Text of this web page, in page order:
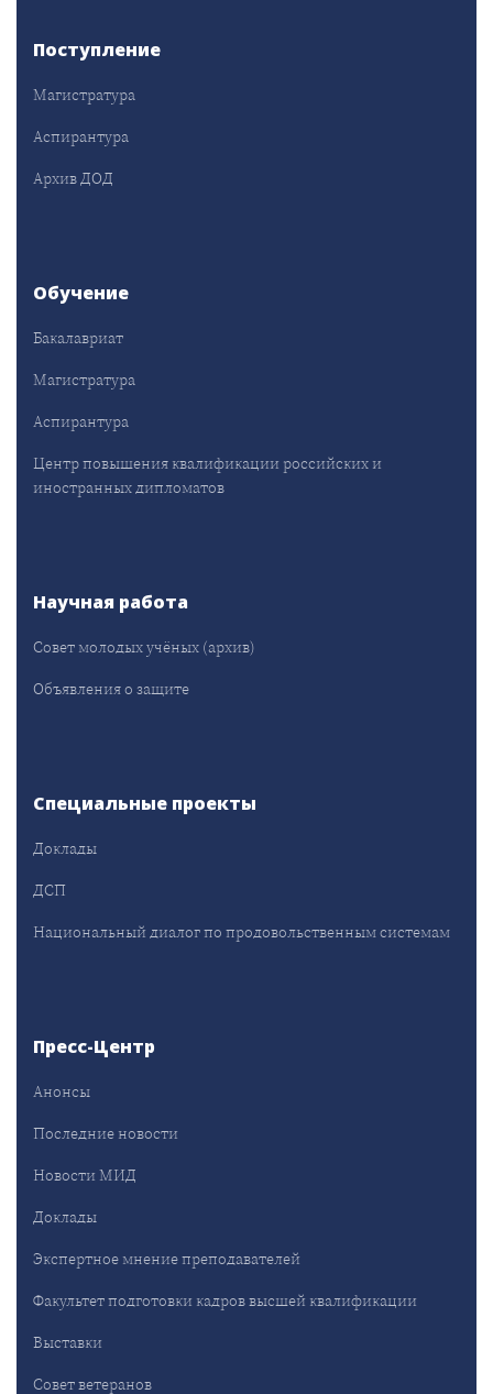
Поступление
Магистратура
Аспирантура
Архив ДОД
Обучение
Бакалавриат
Магистратура
Аспирантура
Центр повышения квалификации российских и
иностранных дипломатов
Научная работа
Совет молодых учёных (архив)
Объявления о защите
Специальные проекты
Доклады
ДСП
Национальный диалог по продовольственным системам
Пресс-Центр
Анонсы
Последние новости
Новости МИД
Доклады
Экспертное мнение преподавателей
Факультет подготовки кадров высшей квалификации
Выставки
Совет ветеранов